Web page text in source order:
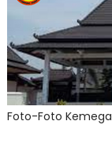
Foto-Foto